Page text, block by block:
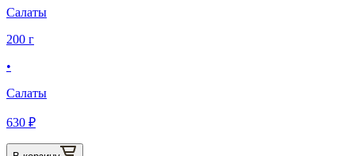
Салаты
200 г
•
Салаты
630 ₽